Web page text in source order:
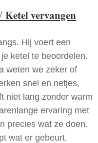
Ketel vervangen
Hij voert een
ketel te beoordelen.
weten we zeker of
snel en netjes,
niet lang zonder warm
ervaring met
precies wat ze doen.
wat er gebeurt.